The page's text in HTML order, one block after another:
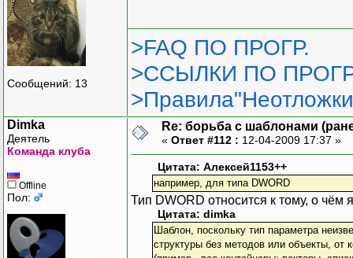
Сообщений: 13
>FAQ ПО ПРОГР.
>ССЫЛКИ ПО
Dimka
Деятель
Команда клуба
Offline
Пол:
Re: борьба с шаблонами
« Ответ #112 : 12-04-2009 17:37 »
Цитата: Алексей1153++
например, для типа DWORD
Тип DWORD относится к тому, о чём
Цитата: dimka
Шаблон, поскольку тип параметра
структуры без методов или объекты, от